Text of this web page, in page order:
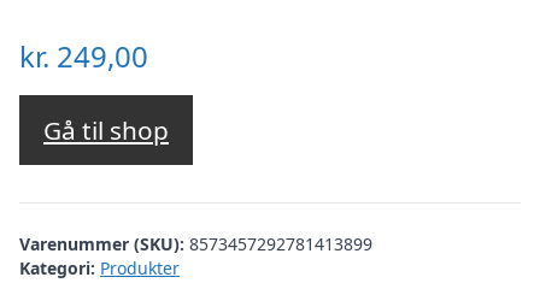
kr. 249,00
Gå til shop
Varenummer (SKU): 8573457292781413899
Kategori: Produkter